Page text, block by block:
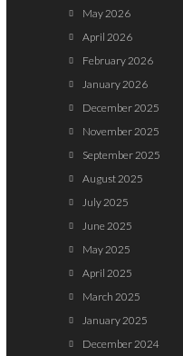
May 2026
April 2026
February 2026
January 2026
December 2025
November 2025
September 2025
August 2025
July 2025
June 2025
May 2025
April 2025
March 2025
January 2025
December 2024